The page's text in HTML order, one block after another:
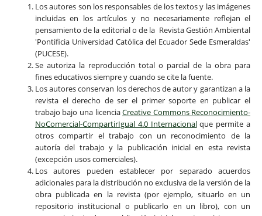
Los autores son los responsables de los textos y las imágenes
incluidas en los artículos y no necesariamente reflejan el
pensamiento de la editorial o de la Revista Gestión Ambiental
'Pontificia Universidad Católica del Ecuador Sede Esmeraldas'
(PUCESE).
Se autoriza la reproducción total o parcial de la obra para
fines educativos siempre y cuando se cite la fuente.
Los autores conservan los derechos de autor y garantizan a la
revista el derecho de ser el primer soporte en publicar el
trabajo bajo una licenciaCreative Commons Reconocimiento-
NoComercial-CompartirIgual 4.0 Internacionalque permite a
otros compartir el trabajo con un reconocimiento de la
autoría del trabajo y la publicación inicial en esta revista
(excepción usos comerciales).
Los autores pueden establecer por separado acuerdos
adicionales para la distribución no exclusiva de la versión de la
obra publicada en la revista (por ejemplo, situarlo en un
repositorio institucional o publicarlo en un libro), con un